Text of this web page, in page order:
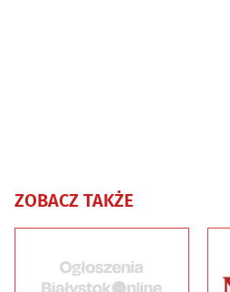
ZOBACZ TAKŻE